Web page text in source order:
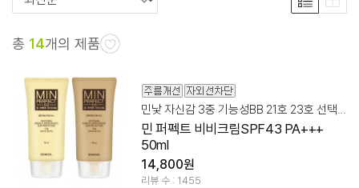
총 14개의 제품
민낯 자신감 3중 기능성BB 21호 23호 선택구입
민 퍼펙트 비비크림SPF43 PA+++
50ml
14,800원
리뷰 수 : 1455